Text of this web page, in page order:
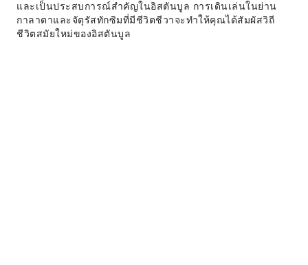
และเป็นประสบการณ์สำคัญในอิสตันบูล การเดินเล่นในย่าน
กาลาตาและจัตุรัสทักซิมที่มีชีวิตชีวาจะทำให้คุณได้สัมผัสวิถี
ชีวิตสมัยใหม่ของอิสตันบูล